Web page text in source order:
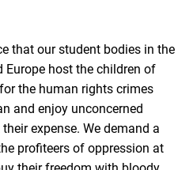
that our student bodies in the
Europe host the children of
the human rights crimes
and enjoy unconcerned
expense. We demand a
profiteers of oppression at